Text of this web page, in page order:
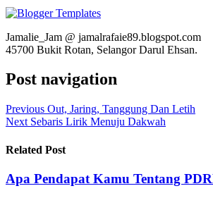
Jamalie_Jam @ jamalrafaie89.blogspot.com
45700 Bukit Rotan, Selangor Darul Ehsan.
Post navigation
Previous Out, Jaring, Tanggung Dan Letih
Next Sebaris Lirik Menuju Dakwah
Related Post
Apa Pendapat Kamu Tentang